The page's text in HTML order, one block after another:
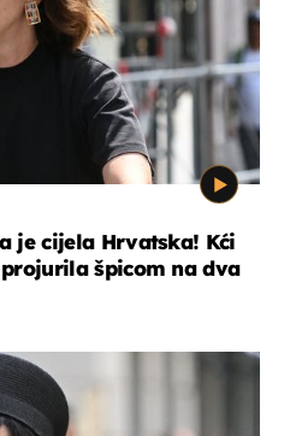
je cijela Hrvatska! Kći
špicom na dva